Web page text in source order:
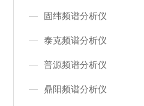
固纬频谱分析仪
泰克频谱分析仪
普源频谱分析仪
鼎阳频谱分析仪